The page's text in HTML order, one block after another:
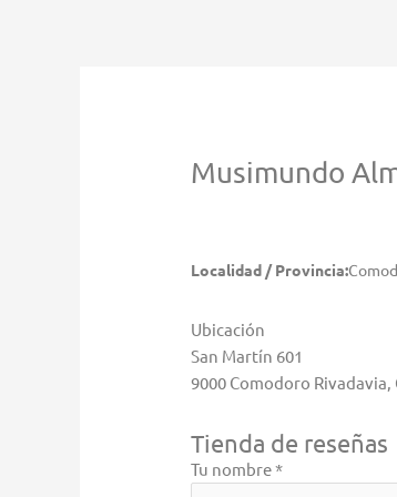
Musimundo
Localidad / Provincia:
Ubicación
San Martín 601
9000 Comodoro Rivadavia,
Tienda de reseñas
Tu nombre *